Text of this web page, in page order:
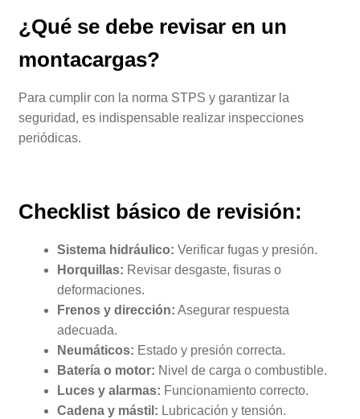
¿Qué se debe revisar en un
montacargas?
Para cumplir con la norma STPS y garantizar la
seguridad, es indispensable realizar inspecciones
periódicas.
Checklist básico de revisión:
Sistema hidráulico: Verificar fugas y presión.
Horquillas: Revisar desgaste, fisuras o
deformaciones.
Frenos y dirección: Asegurar respuesta
adecuada.
Neumáticos: Estado y presión correcta.
Batería o motor: Nivel de carga o combustible.
Luces y alarmas: Funcionamiento correcto.
Cadena y mástil: Lubricación y tensión.